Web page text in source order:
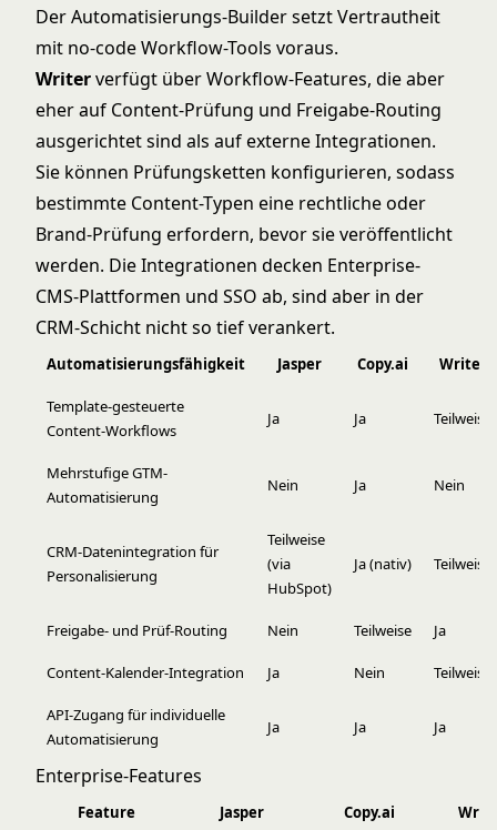
Der Automatisierungs-Builder setzt Vertrautheit
mit no-code Workflow-Tools voraus.
Writerverfügt über Workflow-Features, die aber
eher auf Content-Prüfung und Freigabe-Routing
ausgerichtet sind als auf externe Integrationen.
Sie können Prüfungsketten konfigurieren, sodass
bestimmte Content-Typen eine rechtliche oder
Brand-Prüfung erfordern, bevor sie veröffentlicht
werden. Die Integrationen decken Enterprise-
CMS-Plattformen und SSO ab, sind aber in der
CRM-Schicht nicht so tief verankert.
Automatisierungsfähigkeit Jasper Copy.ai Writer
Template-gesteuerte
Content-Workflows
Ja Ja Teilweise
Mehrstufige GTM-
Automatisierung
Nein Ja Nein
CRM-Datenintegration für
Personalisierung
Teilweise
(via
HubSpot)
Ja (nativ) Teilweise
Freigabe- und Prüf-Routing Nein Teilweise Ja
Content-Kalender-Integration Ja Nein Teilweise
API-Zugang für individuelle
Automatisierung
Ja Ja Ja
Enterprise-Features
Feature Jasper Copy.ai